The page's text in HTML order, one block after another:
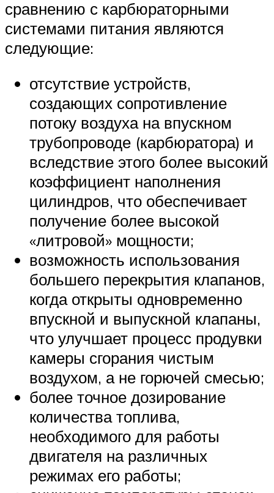
сравнению с карбюраторными
системами питания являются
следующие:
отсутствие устройств,
создающих сопротивление
потоку воздуха на впускном
трубопроводе (карбюратора) и
вследствие этого более высокий
коэффициент наполнения
цилиндров, что обеспечивает
получение более высокой
«литровой» мощности;
возможность использования
большего перекрытия клапанов,
когда открыты одновременно
впускной и выпускной клапаны,
что улучшает процесс продувки
камеры сгорания чистым
воздухом, а не горючей смесью;
более точное дозирование
количества топлива,
необходимого для работы
двигателя на различных
режимах его работы;